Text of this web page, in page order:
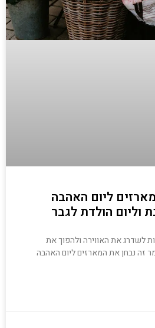
ליום האהבה
וליום הולדת לגבר
לשדרג את האווירה ולהפוך את
זה נבחן את המארזים ליום האהבה